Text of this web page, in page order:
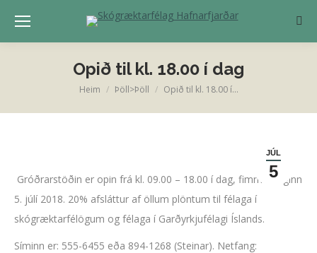
Opið til kl. 18.00 í dag
You are here:
Heim Þöll>Þöll Opið til kl. 18.00 í…
JÚL
5
Gróðrarstöðin er opin frá kl. 09.00 – 18.00 í dag, fimmtudaginn
5. júlí 2018. 20% afsláttur af öllum plöntum til félaga í
skógræktarfélögum og félaga í Garðyrkjufélagi Íslands.
Síminn er: 555-6455 eða 894-1268 (Steinar). Netfang: